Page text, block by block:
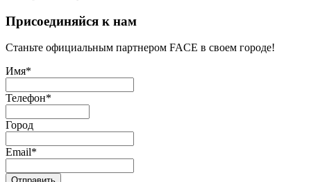
Присоединяйся к нам
Станьте официальным партнером FACE в своем городе!
Имя*
Телефон*
Город
Email*